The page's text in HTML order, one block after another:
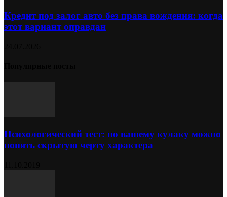
Кредит под залог авто без права вождения: когда
этот вариант оправдан
Психологический тест: по вашему кулаку можно
понять скрытую черту характера